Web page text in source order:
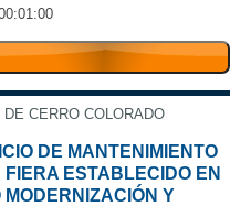
CERRO COLORADO
DE MANTENIMIENTO
ESTABLECIDO EN
Y